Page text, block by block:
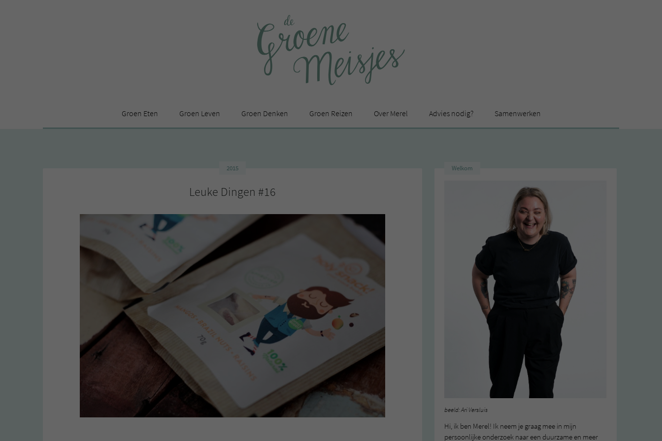
Groen Eten Groen Leven Groen Denken Groen Reizen Over Merel Advies nodig? Samenwerken
2015
Leuke Dingen #16
Welkom
beeld: Ari Versluis
Hi, ik ben Merel! Ik neem je graag mee in mijn
persoonlijke onderzoek naar een duurzame en meer